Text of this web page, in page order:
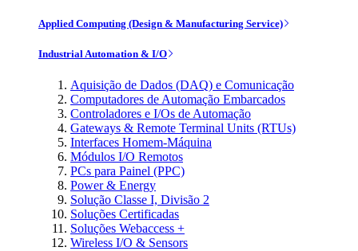
Applied Computing (Design & Manufacturing Service)
Industrial Automation & I/O
Aquisição de Dados (DAQ) e Comunicação
Computadores de Automação Embarcados
Controladores e I/Os de Automação
Gateways & Remote Terminal Units (RTUs)
Interfaces Homem-Máquina
Módulos I/O Remotos
PCs para Painel (PPC)
Power & Energy
Solução Classe I, Divisão 2
Soluções Certificadas
Soluções Webaccess +
Wireless I/O & Sensors